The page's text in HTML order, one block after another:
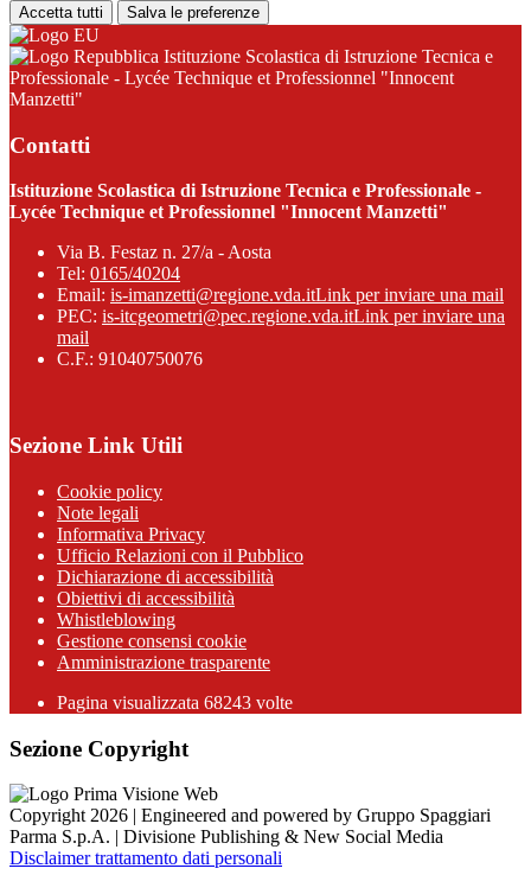
Accetta tutti Salva le preferenze
Istituzione Scolastica di Istruzione Tecnica e
Professionale - Lycée Technique et Professionnel "Innocent
Manzetti"
Contatti
Istituzione Scolastica di Istruzione Tecnica e Professionale -
Lycée Technique et Professionnel "Innocent Manzetti"
Via B. Festaz n. 27/a - Aosta
Tel: 0165/40204
Email: is-imanzetti@regione.vda.itLink per inviare una mail
PEC: is-itcgeometri@pec.regione.vda.itLink per inviare una
mail
C.F.: 91040750076
Sezione Link Utili
Cookie policy
Note legali
Informativa Privacy
Ufficio Relazioni con il Pubblico
Dichiarazione di accessibilità
Obiettivi di accessibilità
Whistleblowing
Gestione consensi cookie
Amministrazione trasparente
Pagina visualizzata 68243 volte
Sezione Copyright
Copyright 2026 | Engineered and powered by Gruppo Spaggiari
Parma S.p.A. | Divisione Publishing & New Social Media
Disclaimer trattamento dati personali